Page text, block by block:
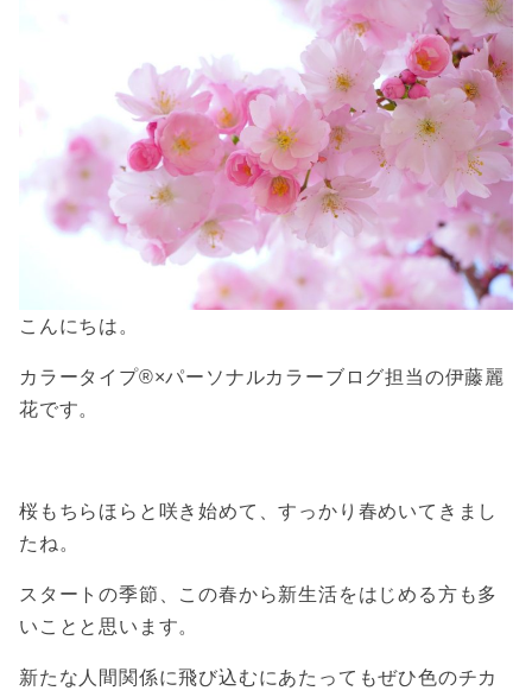
こんにちは。
カラータイプ®×パーソナルカラーブログ担当の伊藤麗
花です。
桜もちらほらと咲き始めて、すっかり春めいてきまし
たね。
スタートの季節、この春から新生活をはじめる方も多
いことと思います。
新たな人間関係に飛び込むにあたってもぜひ色のチカ